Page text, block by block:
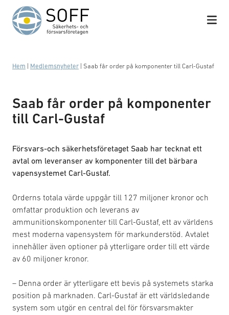
Hoppa till innehåll
Hem Medlemsnyheter Saab får order på komponenter till Carl-Gustaf
Saab får order på komponenter
till Carl-Gustaf
Försvars-och säkerhetsföretaget Saab har tecknat ett
avtal om leveranser av komponenter till det bärbara
vapensystemet Carl-Gustaf.
Orderns totala värde uppgår till 127 miljoner kronor och
omfattar produktion och leverans av
ammunitionskomponenter till Carl-Gustaf, ett av världens
mest moderna vapensystem för markunderstöd. Avtalet
innehåller även optioner på ytterligare order till ett värde
av 60 miljoner kronor.
– Denna order är ytterligare ett bevis på systemets starka
position på marknaden. Carl-Gustaf är ett världsledande
system som utgör en central del för försvarsmakter